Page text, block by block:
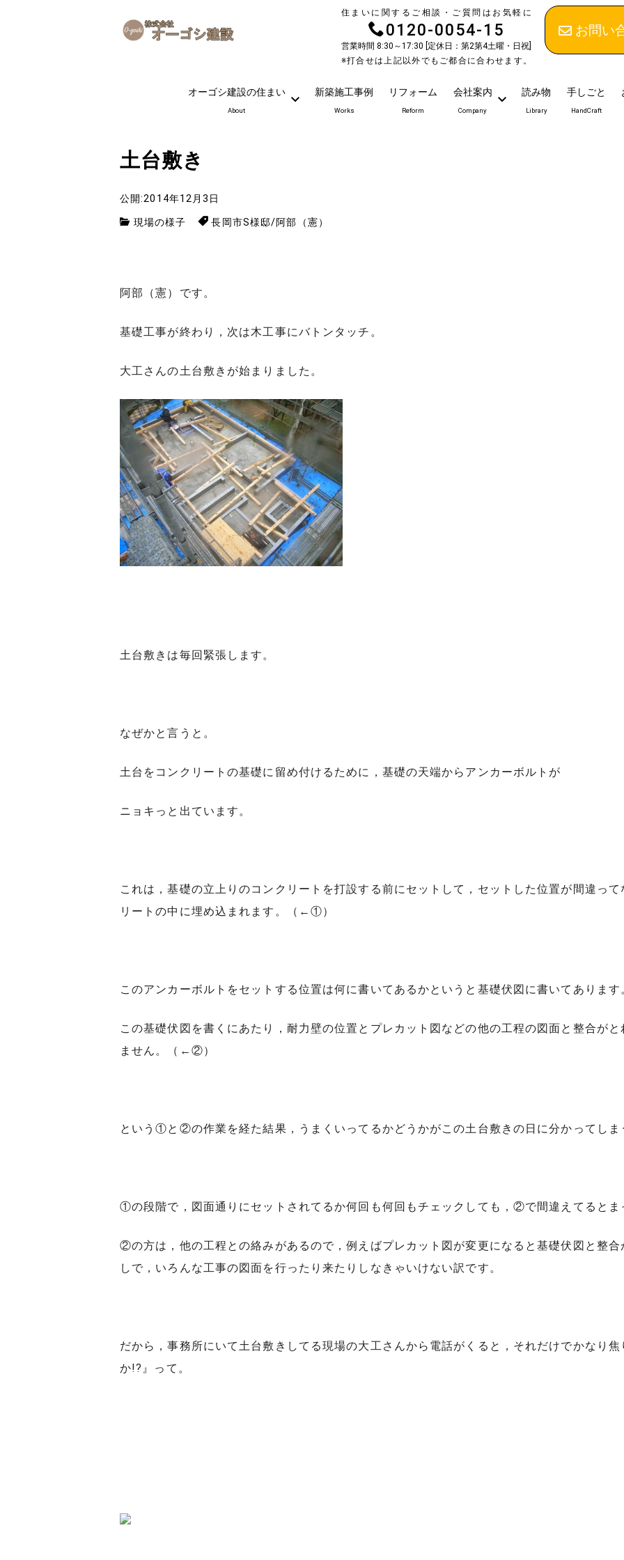
住まいに関するご相談・ご質問はお気軽に
0120-0054-15
営業時間 8:30～17:30 [定休日：第2第4土曜・日祝]
※打合せは上記以外でもご都合に合わせます。
お問い
オーゴシ建設の住まい
About
新築施工事例
Works
リフォーム
Reform
会社案内
Company
読み物
Library
手しごと
HandCraft
土台敷き
公開:2014年12月3日
現場の様子
長岡市S様邸/阿部（憲）
阿部（憲）です。
基礎工事が終わり，次は木工事にバトンタッチ。
大工さんの土台敷きが始まりました。
土台敷きは毎回緊張します。
なぜかと言うと。
土台をコンクリートの基礎に留め付けるために，基礎の天端からアンカーボルトが
ニョキっと出ています。
これは，基礎の立上りのコンクリートを打設する前にセットして，セットした位置が間違っ
リートの中に埋め込まれます。（←①）
このアンカーボルトをセットする位置は何に書いてあるかというと基礎伏図に書いてあります
この基礎伏図を書くにあたり，耐力壁の位置とプレカット図などの他の工程の図面と整合が
ません。（←②）
という①と②の作業を経た結果，うまくいってるかどうかがこの土台敷きの日に分かってしま
①の段階で，図面通りにセットされてるか何回も何回もチェックしても，②で間違えてるとま
②の方は，他の工程との絡みがあるので，例えばプレカット図が変更になると基礎伏図と整
しで，いろんな工事の図面を行ったり来たりしなきゃいけない訳です。
だから，事務所にいて土台敷きしてる現場の大工さんから電話がくると，それだけでかなり
か!?』って。